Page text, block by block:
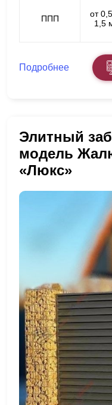
ППП
от
1,5
Подробнее
Элитный
модель
«Люкс»